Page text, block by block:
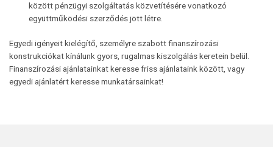
között pénzügyi szolgáltatás közvetítésére vonatkozó
együttműködési szerződés jött létre.
Egyedi igényeit kielégítő, személyre szabott finanszírozási
konstrukciókat kínálunk gyors, rugalmas kiszolgálás keretein belül.
Finanszírozási ajánlatainkat keresse friss ajánlataink között, vagy
egyedi ajánlatért keresse munkatársainkat!